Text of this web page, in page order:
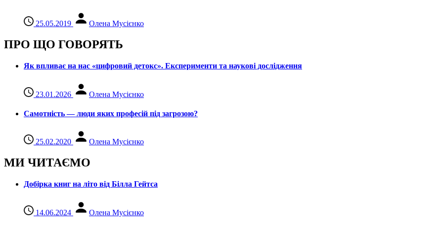
25.05.2019 Олена Мусієнко
ПРО ЩО ГОВОРЯТЬ
Як впливає на нас «цифровий детокс». Експерименти та наукові дослідження
23.01.2026 Олена Мусієнко
Самотність — люди яких професій під загрозою?
25.02.2020 Олена Мусієнко
МИ ЧИТАЄМО
Добірка книг на літо від Білла Гейтса
14.06.2024 Олена Мусієнко